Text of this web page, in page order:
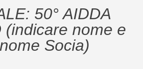
50° AIDDA
(indicare nome e
Socia)